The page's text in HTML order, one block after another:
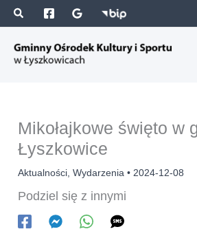
Przejdź
do
treści
z
u
r
c
a
Mikołajkowe święto w
Łyszkowice
Aktualności ,Wydarzenia • 2024-12-08
Podziel się z innymi